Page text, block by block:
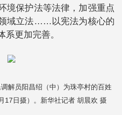
境保护法等法律，加强重点
域立法……以宪法为核心的
系更加完善。
解员阳昌绍（中）为珠亭村的百姓
17日摄）。新华社记者 胡晨欢 摄